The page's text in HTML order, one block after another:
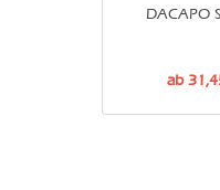
DACAPO
ab